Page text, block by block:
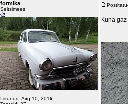
formika
Seltsimees
Liitunud: Aug 10, 2016
Kuna